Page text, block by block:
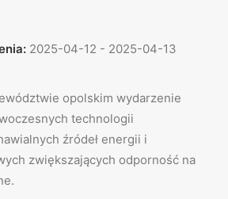
2025-04-12 - 2025-04-13
opolskim wydarzenie
technologii
źródeł energii i
zwiększających odporność na